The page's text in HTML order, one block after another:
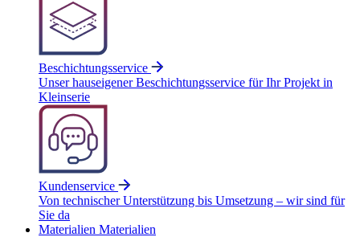
Beschichtungsservice
Unser hauseigener Beschichtungsservice für Ihr Projekt in
Kleinserie
Kundenservice
Von technischer Unterstützung bis Umsetzung – wir sind für
Sie da
Materialien Materialien